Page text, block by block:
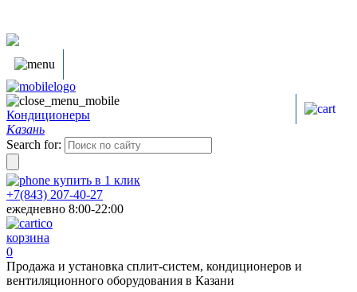
Кондиционеры
Казань
Search for:
купить в 1 клик
+7(843) 207-40-27
ежедневно 8:00-22:00
корзина
0
Продажа и установка сплит-систем, кондиционеров и
вентиляционного оборудования в Казани